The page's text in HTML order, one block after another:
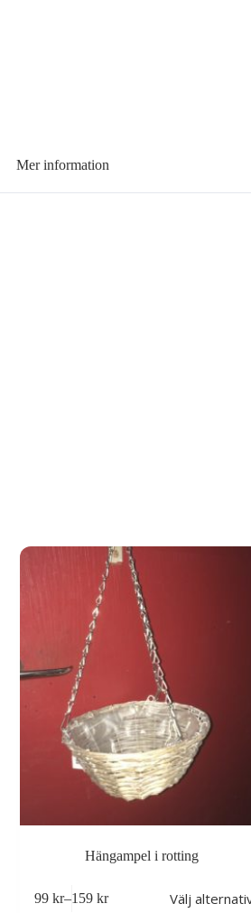
Mer information
Hängampel i rotting
99kr–159kr Välj